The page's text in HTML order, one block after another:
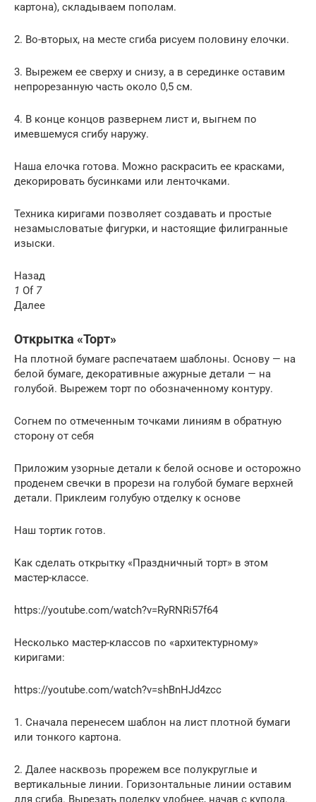
картона), складываем пополам.
2. Во-вторых, на месте сгиба рисуем половину елочки.
3. Вырежем ее сверху и снизу, а в серединке оставим
непрорезанную часть около 0,5 см.
4. В конце концов развернем лист и, выгнем по
имевшемуся сгибу наружу.
Наша елочка готова. Можно раскрасить ее красками,
декорировать бусинками или ленточками.
Техника киригами позволяет создавать и простые
незамысловатые фигурки, и настоящие филигранные
изыски.
Назад
1 Of 7
Далее
Открытка «Торт»
На плотной бумаге распечатаем шаблоны. Основу — на
белой бумаге, декоративные ажурные детали — на
голубой. Вырежем торт по обозначенному контуру.
Согнем по отмеченным точками линиям в обратную
сторону от себя
Приложим узорные детали к белой основе и осторожно
проденем свечки в прорези на голубой бумаге верхней
детали. Приклеим голубую отделку к основе
Наш тортик готов.
Как сделать открытку «Праздничный торт» в этом
мастер-классе.
https://youtube.com/watch?v=RyRNRi57f64
Несколько мастер-классов по «архитектурному»
киригами:
https://youtube.com/watch?v=shBnHJd4zcc
1. Сначала перенесем шаблон на лист плотной бумаги
или тонкого картона.
2. Далее насквозь прорежем все полукруглые и
вертикальные линии. Горизонтальные линии оставим
для сгиба. Вырезать поделку удобнее, начав с купола.